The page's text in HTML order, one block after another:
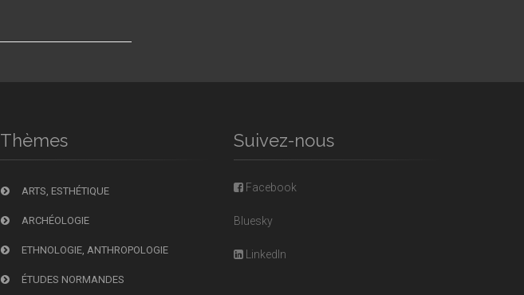
Thèmes
ARTS, ESTHÉTIQUE
ARCHÉOLOGIE
ETHNOLOGIE, ANTHROPOLOGIE
ÉTUDES NORMANDES
Suivez-nous
Facebook
Bluesky
LinkedIn